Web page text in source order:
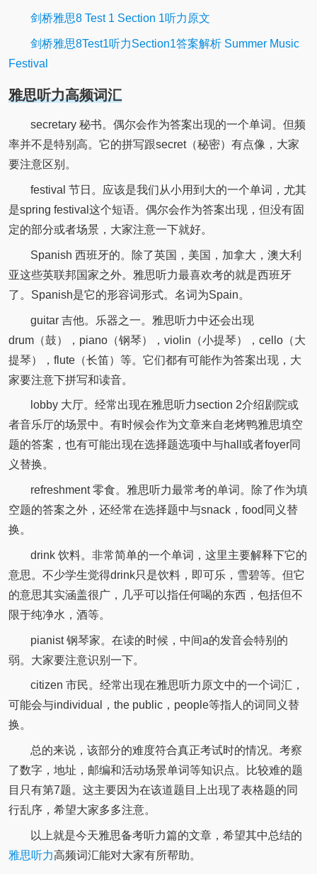
剑桥雅思8 Test 1 Section 1听力原文
剑桥雅思8Test1听力Section1答案解析 Summer Music
Festival
雅思听力高频词汇
secretary 秘书。偶尔会作为答案出现的一个单词。但频
率并不是特别高。它的拼写跟secret（秘密）有点像，大家
要注意区别。
festival 节日。应该是我们从小用到大的一个单词，尤其
是spring festival这个短语。偶尔会作为答案出现，但没有固
定的部分或者场景，大家注意一下就好。
Spanish 西班牙的。除了英国，美国，加拿大，澳大利
亚这些英联邦国家之外。雅思听力最喜欢考的就是西班牙
了。Spanish是它的形容词形式。名词为Spain。
guitar 吉他。乐器之一。雅思听力中还会出现
drum（鼓），piano（钢琴），violin（小提琴），cello（大
提琴），flute（长笛）等。它们都有可能作为答案出现，大
家要注意下拼写和读音。
lobby 大厅。经常出现在雅思听力section 2介绍剧院或
者音乐厅的场景中。有时候会作为文章来自老烤鸭雅思填空
题的答案，也有可能出现在选择题选项中与hall或者foyer同
义替换。
refreshment 零食。雅思听力最常考的单词。除了作为填
空题的答案之外，还经常在选择题中与snack，food同义替
换。
drink 饮料。非常简单的一个单词，这里主要解释下它的
意思。不少学生觉得drink只是饮料，即可乐，雪碧等。但它
的意思其实涵盖很广，几乎可以指任何喝的东西，包括但不
限于纯净水，酒等。
pianist 钢琴家。在读的时候，中间a的发音会特别的
弱。大家要注意识别一下。
citizen 市民。经常出现在雅思听力原文中的一个词汇，
可能会与individual，the public，people等指人的词同义替
换。
总的来说，该部分的难度符合真正考试时的情况。考察
了数字，地址，邮编和活动场景单词等知识点。比较难的题
目只有第7题。这主要因为在该道题目上出现了表格题的同
行乱序，希望大家多多注意。
以上就是今天雅思备考听力篇的文章，希望其中总结的
雅思听力高频词汇能对大家有所帮助。